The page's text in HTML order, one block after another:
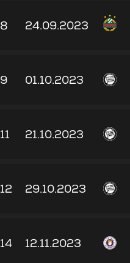
8 24.09.2023
9 01.10.2023
11 21.10.2023
12 29.10.2023
14 12.11.2023